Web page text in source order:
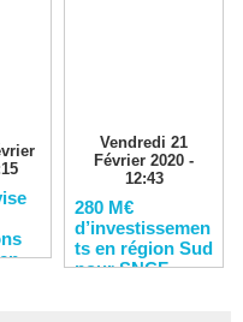
Vendredi 21
Février 2020 -
12:43
280 M€
d’investissemen
ts en région Sud
pour SNCF